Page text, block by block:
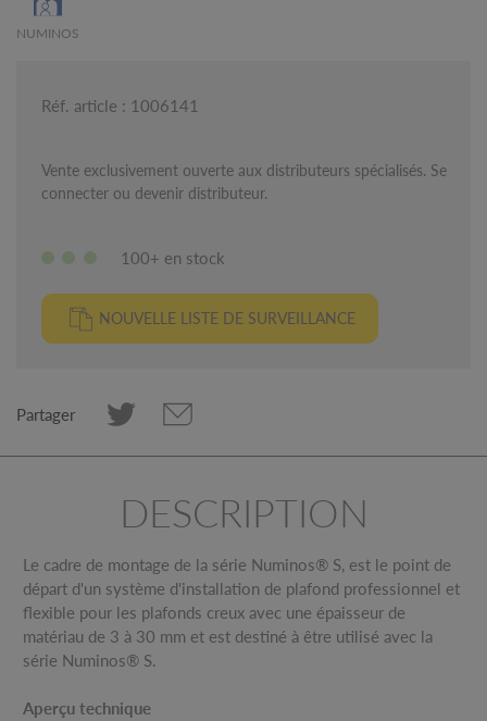
NUMINOS
Réf. article : 1006141
Vente exclusivement ouverte aux distributeurs spécialisés. Se
connecter ou devenir distributeur.
100+ en stock
NOUVELLE LISTE DE SURVEILLANCE
Partager
DESCRIPTION
Le cadre de montage de la série Numinos® S, est le point de
départ d'un système d'installation de plafond professionnel et
flexible pour les plafonds creux avec une épaisseur de
matériau de 3 à 30 mm et est destiné à être utilisé avec la
série Numinos® S.
Aperçu technique